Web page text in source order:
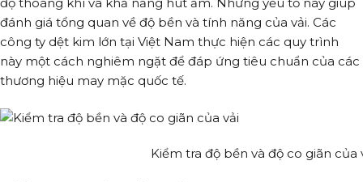
độ thoáng khí và khả năng hút ẩm. Những yếu tố này giúp
đánh giá tổng quan về độ bền và tính năng của vải. Các
công ty dệt kim lớn tại Việt Nam thực hiện các quy trình
này một cách nghiêm ngặt để đáp ứng tiêu chuẩn của các
thương hiệu may mặc quốc tế.
Kiểm tra độ bền và độ co giãn của